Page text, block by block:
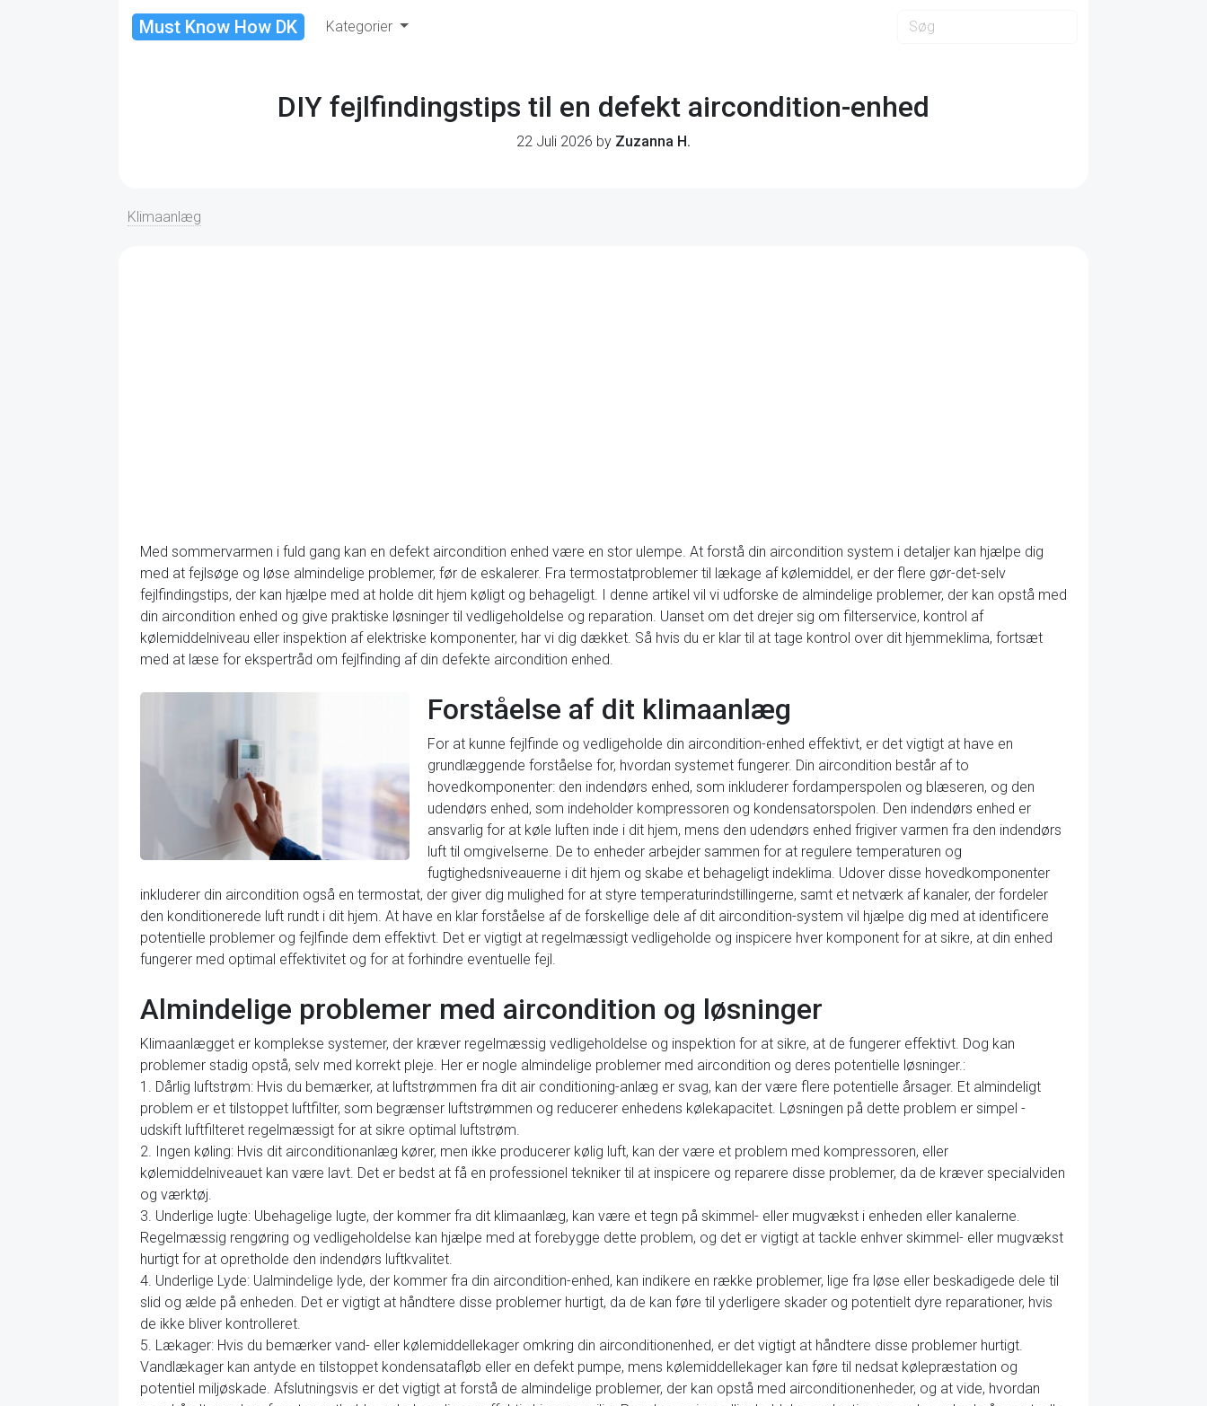
Must Know How DK Kategorier
DIY fejlfindingstips til en defekt aircondition-enhed
22 Juli 2026 by Zuzanna H.
Klimaanlæg
Med sommervarmen i fuld gang kan en defekt aircondition enhed være en stor ulempe. At forstå din aircondition system i detaljer kan hjælpe dig
med at fejlsøge og løse almindelige problemer, før de eskalerer. Fra termostatproblemer til lækage af kølemiddel, er der flere gør-det-selv
fejlfindingstips, der kan hjælpe med at holde dit hjem køligt og behageligt. I denne artikel vil vi udforske de almindelige problemer, der kan opstå med
din aircondition enhed og give praktiske løsninger til vedligeholdelse og reparation. Uanset om det drejer sig om filterservice, kontrol af
kølemiddelniveau eller inspektion af elektriske komponenter, har vi dig dækket. Så hvis du er klar til at tage kontrol over dit hjemmeklima, fortsæt
med at læse for ekspertråd om fejlfinding af din defekte aircondition enhed.
Forståelse af dit klimaanlæg
For at kunne fejlfinde og vedligeholde din aircondition-enhed effektivt, er det vigtigt at have en
grundlæggende forståelse for, hvordan systemet fungerer. Din aircondition består af to
hovedkomponenter: den indendørs enhed, som inkluderer fordamperspolen og blæseren, og den
udendørs enhed, som indeholder kompressoren og kondensatorspolen. Den indendørs enhed er
ansvarlig for at køle luften inde i dit hjem, mens den udendørs enhed frigiver varmen fra den indendørs
luft til omgivelserne. De to enheder arbejder sammen for at regulere temperaturen og
fugtighedsniveauerne i dit hjem og skabe et behageligt indeklima. Udover disse hovedkomponenter
inkluderer din aircondition også en termostat, der giver dig mulighed for at styre temperaturindstillingerne, samt et netværk af kanaler, der fordeler
den konditionerede luft rundt i dit hjem. At have en klar forståelse af de forskellige dele af dit aircondition-system vil hjælpe dig med at identificere
potentielle problemer og fejlfinde dem effektivt. Det er vigtigt at regelmæssigt vedligeholde og inspicere hver komponent for at sikre, at din enhed
fungerer med optimal effektivitet og for at forhindre eventuelle fejl.
Almindelige problemer med aircondition og løsninger
Klimaanlægget er komplekse systemer, der kræver regelmæssig vedligeholdelse og inspektion for at sikre, at de fungerer effektivt. Dog kan
problemer stadig opstå, selv med korrekt pleje. Her er nogle almindelige problemer med aircondition og deres potentielle løsninger.:
1. Dårlig luftstrøm: Hvis du bemærker, at luftstrømmen fra dit air conditioning-anlæg er svag, kan der være flere potentielle årsager. Et almindeligt
problem er et tilstoppet luftfilter, som begrænser luftstrømmen og reducerer enhedens kølekapacitet. Løsningen på dette problem er simpel -
udskift luftfilteret regelmæssigt for at sikre optimal luftstrøm.
2. Ingen køling: Hvis dit airconditionanlæg kører, men ikke producerer kølig luft, kan der være et problem med kompressoren, eller
kølemiddelniveauet kan være lavt. Det er bedst at få en professionel tekniker til at inspicere og reparere disse problemer, da de kræver specialviden
og værktøj.
3. Underlige lugte: Ubehagelige lugte, der kommer fra dit klimaanlæg, kan være et tegn på skimmel- eller mugvækst i enheden eller kanalerne.
Regelmæssig rengøring og vedligeholdelse kan hjælpe med at forebygge dette problem, og det er vigtigt at tackle enhver skimmel- eller mugvækst
hurtigt for at opretholde den indendørs luftkvalitet.
4. Underlige Lyde: Ualmindelige lyde, der kommer fra din aircondition-enhed, kan indikere en række problemer, lige fra løse eller beskadigede dele til
slid og ælde på enheden. Det er vigtigt at håndtere disse problemer hurtigt, da de kan føre til yderligere skader og potentielt dyre reparationer, hvis
de ikke bliver kontrolleret.
5. Lækager: Hvis du bemærker vand- eller kølemiddellekager omkring din airconditionenhed, er det vigtigt at håndtere disse problemer hurtigt.
Vandlækager kan antyde en tilstoppet kondensatafløb eller en defekt pumpe, mens kølemiddellekager kan føre til nedsat kølepræstation og
potentiel miljøskade. Afslutningsvis er det vigtigt at forstå de almindelige problemer, der kan opstå med airconditionenheder, og at vide, hvordan